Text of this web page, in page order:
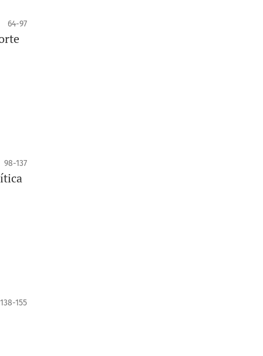
64-97
98-137
138-155